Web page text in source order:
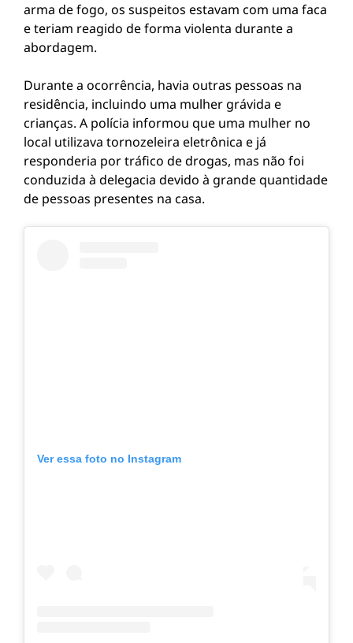
arma de fogo, os suspeitos estavam com uma faca
e teriam reagido de forma violenta durante a
abordagem.
Durante a ocorrência, havia outras pessoas na
residência, incluindo uma mulher grávida e
crianças. A polícia informou que uma mulher no
local utilizava tornozeleira eletrônica e já
responderia por tráfico de drogas, mas não foi
conduzida à delegacia devido à grande quantidade
de pessoas presentes na casa.
Ver essa foto no Instagram